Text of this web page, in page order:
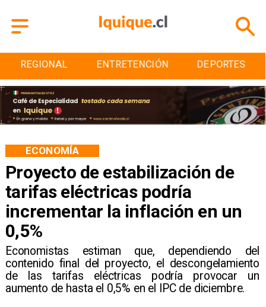
ENTRETENCIÓN DEPORTES CULTURA
Proyecto de estabilización de
tarifas eléctricas podría
incrementar la inflación en un
0,5%
Economistas estiman que, dependiendo del
contenido final del proyecto, el descongelamiento
de las tarifas eléctricas podría provocar un
aumento de hasta el 0,5% en el IPC de diciembre.
ECONOMÍA